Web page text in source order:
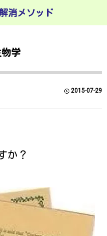
消メソッド
学
2015-07-29
か？